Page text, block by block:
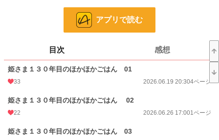
2026.07.24 08:00
2026.06.19 20:30
週間ポイント 98 pt (241 位)
月間ポイント
年間ポイント 12,494 pt (119 位)
累計ポイント
アプリで読む
目次 感想
姫さま１３０年目のほかほかごはん 01
33 2026.06.19 20:304ページ
姫さま１３０年目のほかほかごはん 02
22 2026.06.26 17:001ページ
姫さま１３０年目のほかほかごはん 03